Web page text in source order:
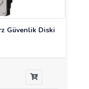
Güvenlik Diski